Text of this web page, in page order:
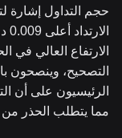
حجم التداول إشارة
الارتفاع العالي في
التصحيح، وينصحون
الرئيسيون على أن
مما يتطلب الحذر من